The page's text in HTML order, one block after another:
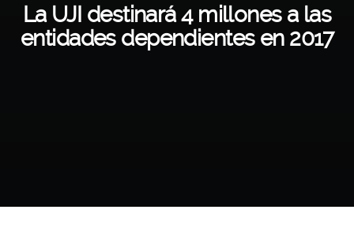
La UJI destinará 4 millones a las
entidades dependientes en 2017